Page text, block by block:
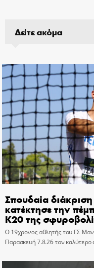
Δείτε ακόμα
Σπουδαία
κατέκτησε την
Κ20 της
Ο 19χρονος αθλητής του ΓΣ
Παρασκευή 7.8.26 τον καλύτερο